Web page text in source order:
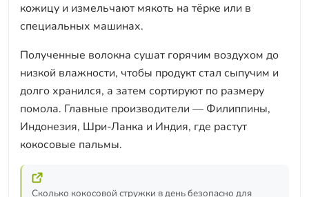
кожицу и измельчают мякоть на тёрке или в
специальных машинах.
Полученные волокна сушат горячим воздухом до
низкой влажности, чтобы продукт стал сыпучим и
долго хранился, а затем сортируют по размеру
помола. Главные производители — Филиппины,
Индонезия, Шри-Ланка и Индия, где растут
кокосовые пальмы.
Сколько кокосовой стружки в день безопасно для